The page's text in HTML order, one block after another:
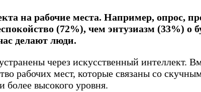
на рабочие места. Например, опрос,
(72%), чем энтузиазм (33%) о
делают люди.
через искусственный интеллект.
рабочих мест, которые связаны со
высокого уровня.